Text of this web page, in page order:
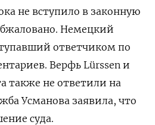
не вступило в законную
Немецкий
ответчиком по
Верфь Lürssen и
также не ответили на
Усманова заявила, что
суда.